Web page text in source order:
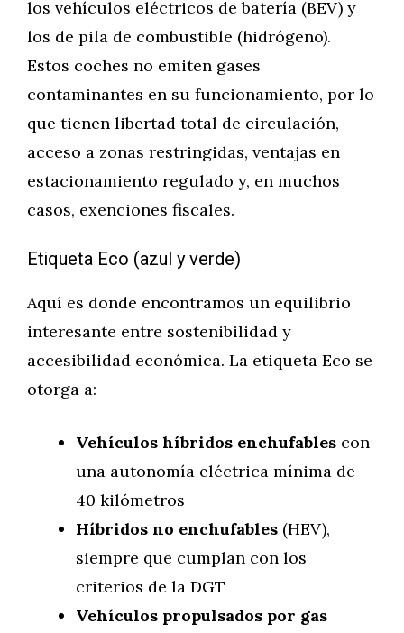
los vehículos eléctricos de batería (BEV) y
los de pila de combustible (hidrógeno).
Estos coches no emiten gases
contaminantes en su funcionamiento, por lo
que tienen libertad total de circulación,
acceso a zonas restringidas, ventajas en
estacionamiento regulado y, en muchos
casos, exenciones fiscales.
Etiqueta Eco (azul y verde)
Aquí es donde encontramos un equilibrio
interesante entre sostenibilidad y
accesibilidad económica. La etiqueta Eco se
otorga a:
Vehículos híbridos enchufables con
una autonomía eléctrica mínima de
40 kilómetros
Híbridos no enchufables (HEV),
siempre que cumplan con los
criterios de la DGT
Vehículos propulsados por gas